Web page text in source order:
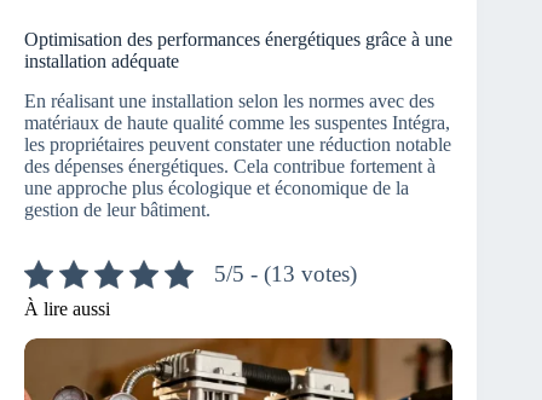
Optimisation des performances énergétiques grâce à une
installation adéquate
En réalisant une installation selon les normes avec des
matériaux de haute qualité comme les suspentes Intégra,
les propriétaires peuvent constater une réduction notable
des dépenses énergétiques. Cela contribue fortement à
une approche plus écologique et économique de la
gestion de leur bâtiment.
5/5 - (13 votes)
À lire aussi